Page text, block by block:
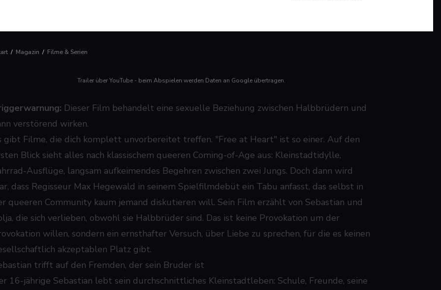
/ Magazin / Filme & Serien
Trailer über YouTube - beim Abspielen werden Daten an Google übertragen.
Dieser Film behandelt eine sexuelle Beziehung zwischen Halbbrüdern und
verstörend wirken.
gibt Filme, die dich komplett unvorbereitet treffen. "Free at Heart" ist so einer. Auf den
Blick sieht alles nach klassischem queeren Coming-of-Age aus: Kleinstadtidylle,
Ausflüge, langsam aufkeimendes Begehren zwischen zwei Jungs. Doch dann wird
dass Regisseur Max Hegewald in seinem Spielfilmdebüt ein Tabu anfasst, das selbst in
queeren Community kaum jemand diskutieren will. Sein Film erzählt von Sebastian und
die sich verlieben, obwohl sie Halbbrüder sind. Das ist keine Provokation um der
willen, sondern ein ernsthafter Versuch, über Liebe zu sprechen, für die es keinen
akzeptablen Platz gibt.
trifft auf den Fremden, der sein Bruder ist
16-jährige Sebastian lebt sein durchschnittliches Kleinstadtleben: Schule, Freunde, seine